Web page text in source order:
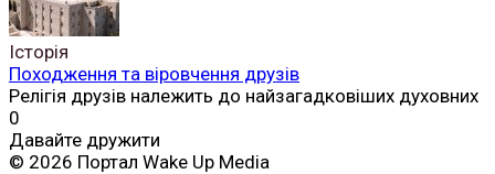
Історія
Походження та віровчення друзів
Релігія друзів належить до найзагадковіших духовних
0
Давайте дружити
© 2026 Портал Wake Up Media